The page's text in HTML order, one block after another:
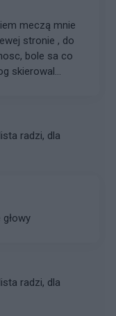
meczą mnie
stronie , do
bole sa co
skierowal...
radzi, dla
radzi, dla